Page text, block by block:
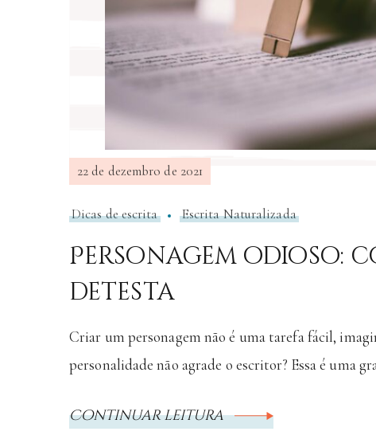
22 de dezembro de 2021
Dicas de escrita Escrita Naturalizada
Personagem odioso:
detesta
Criar um personagem não é uma tarefa fácil,
personalidade não agrade o escritor? Essa é uma
Continuar leitura